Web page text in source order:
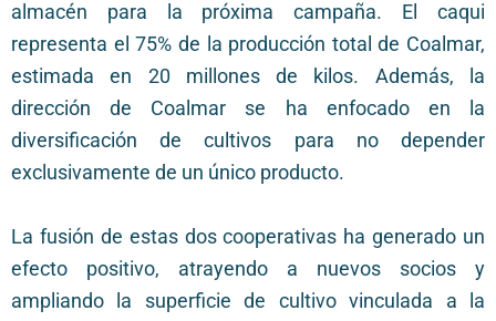
almacén para la próxima campaña. El caqui
representa el 75% de la producción total de Coalmar,
estimada en 20 millones de kilos. Además, la
dirección de Coalmar se ha enfocado en la
diversificación de cultivos para no depender
exclusivamente de un único producto.
La fusión de estas dos cooperativas ha generado un
efecto positivo, atrayendo a nuevos socios y
ampliando la superficie de cultivo vinculada a la